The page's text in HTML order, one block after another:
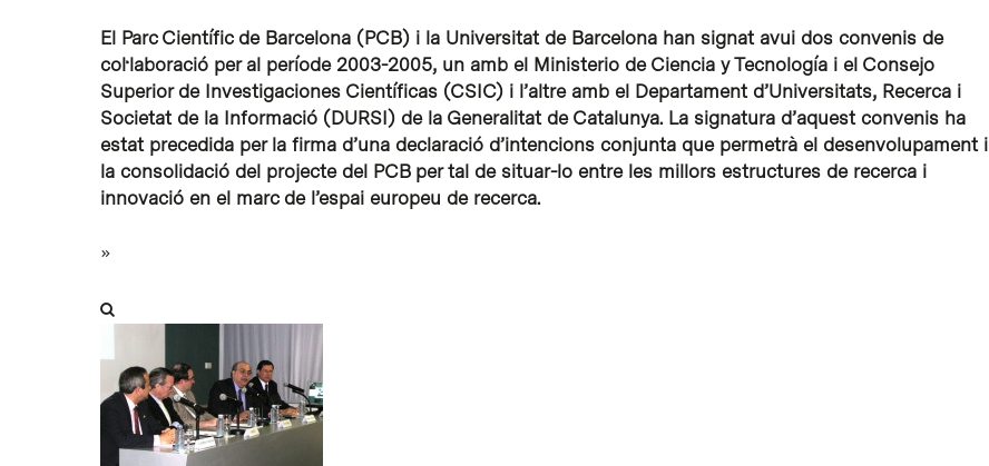
El Parc Científic de Barcelona (PCB) i la Universitat de Barcelona han signat avui dos convenis de
col·laboració per al període 2003-2005, un amb el Ministerio de Ciencia y Tecnología i el Consejo
Superior de Investigaciones Científicas (CSIC) i l’altre amb el Departament d’Universitats, Recerca i
Societat de la Informació (DURSI) de la Generalitat de Catalunya. La signatura d’aquest convenis ha
estat precedida per la firma d’una declaració d’intencions conjunta que permetrà el desenvolupament i
la consolidació del projecte del PCB per tal de situar-lo entre les millors estructures de recerca i
innovació en el marc de l’espai europeu de recerca.
»